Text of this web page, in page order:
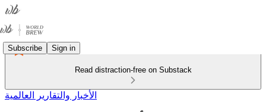
Subscribe Sign in
Read distraction-free on Substack
الأخبار والتقارير العالمية